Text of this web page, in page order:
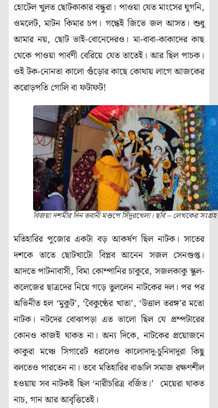
হোটেল খুলত ছোটকাকার বন্ধুরা। পাওয়া যেত মাংসের ঘুগনি,
ওমলেট, মাটন কিমার চপ। গন্ধেই জিভে জল আসত। শুধু
আমার নয়, ছোট ভাই-বোনেদেরও। মা-বাবা-কাকাদের কাছ
থেকে পাওয়া পার্বণী বেরিয়ে যেত তাতেই। আর ছিল পাচক।
ওই টক-নোনতা কালো গুঁড়োর কাছে কোথায় লাগে আজকের
করোড়পতি গোলি বা ফটাফট!
বিজয়া দশমীর দিন ভবানী মণ্ডপে সিঁদুরখেলা। ছবি – লেখকের সংগ্রহ
মতিহারির পুজোর একটা বড় আকর্ষণ ছিল নাটক। সাতের
দশকে তাতে ছোটখাটো বিপ্লব আনেন সজল সেনগুপ্ত।
আদতে পাটনাবাসী, বিমা কোম্পানির চাকুরে, সজলকাকু স্কুল-
কলেজের ছাত্রদের নিয়ে গড়ে তুললেন নাটকের দল। পর পর
অভিনীত হল ‘মুকুট’, ‘বৈকুণ্ঠের খাতা’, ‘উত্তাল তরঙ্গ’র মতো
নাটক। নটদের বোঝাপড়া এত ভালো ছিল যে প্রম্পটারের
কোনও কাজই থাকত না। অন্য দিকে, নাটকের প্রয়োজনে
কাকুরা মঞ্চে সিগারেট ধরালেও কালোদাদু-চুনিদাদুরা কিছু
বলতেও পারতেন না। তবে মতিহারির বাঙালি সমাজ রক্ষণশীল
হওয়ায় সব নাটকই ছিল ‘নারীচরিত্র বর্জিত।’ মেয়েরা থাকত
নাচ, গান আর আবৃত্তিতেই।